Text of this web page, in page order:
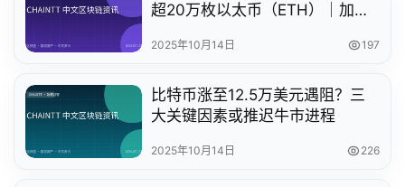
超20万枚以太币（ETH）｜加密
2025年10月14日 197
比特币涨至12.5万美元遇阻？三
大关键因素或推迟牛市进程
2025年10月14日 226